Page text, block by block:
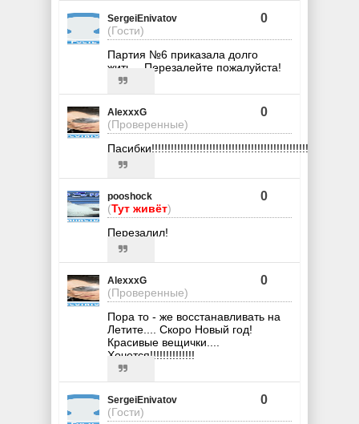
SergeiEnivatov
(Гости)
0
Партия №6 приказала долго
жить... Перезалейте пожалуйста!
AlexxxG
(Проверенные)
0
Пасибки!!!!!!!!!!!!!!!!!!!!!!!!!!!!!!!!!!!!!!!!!!!!!!!!!!!!!!!!!!!
pooshock
(Тут живёт)
0
Перезалил!
AlexxxG
(Проверенные)
0
Пора то - же восстанавливать на
Летите.... Скоро Новый год!
Красивые вещички....
Хочется!!!!!!!!!!!!!!
SergeiEnivatov
(Гости)
0